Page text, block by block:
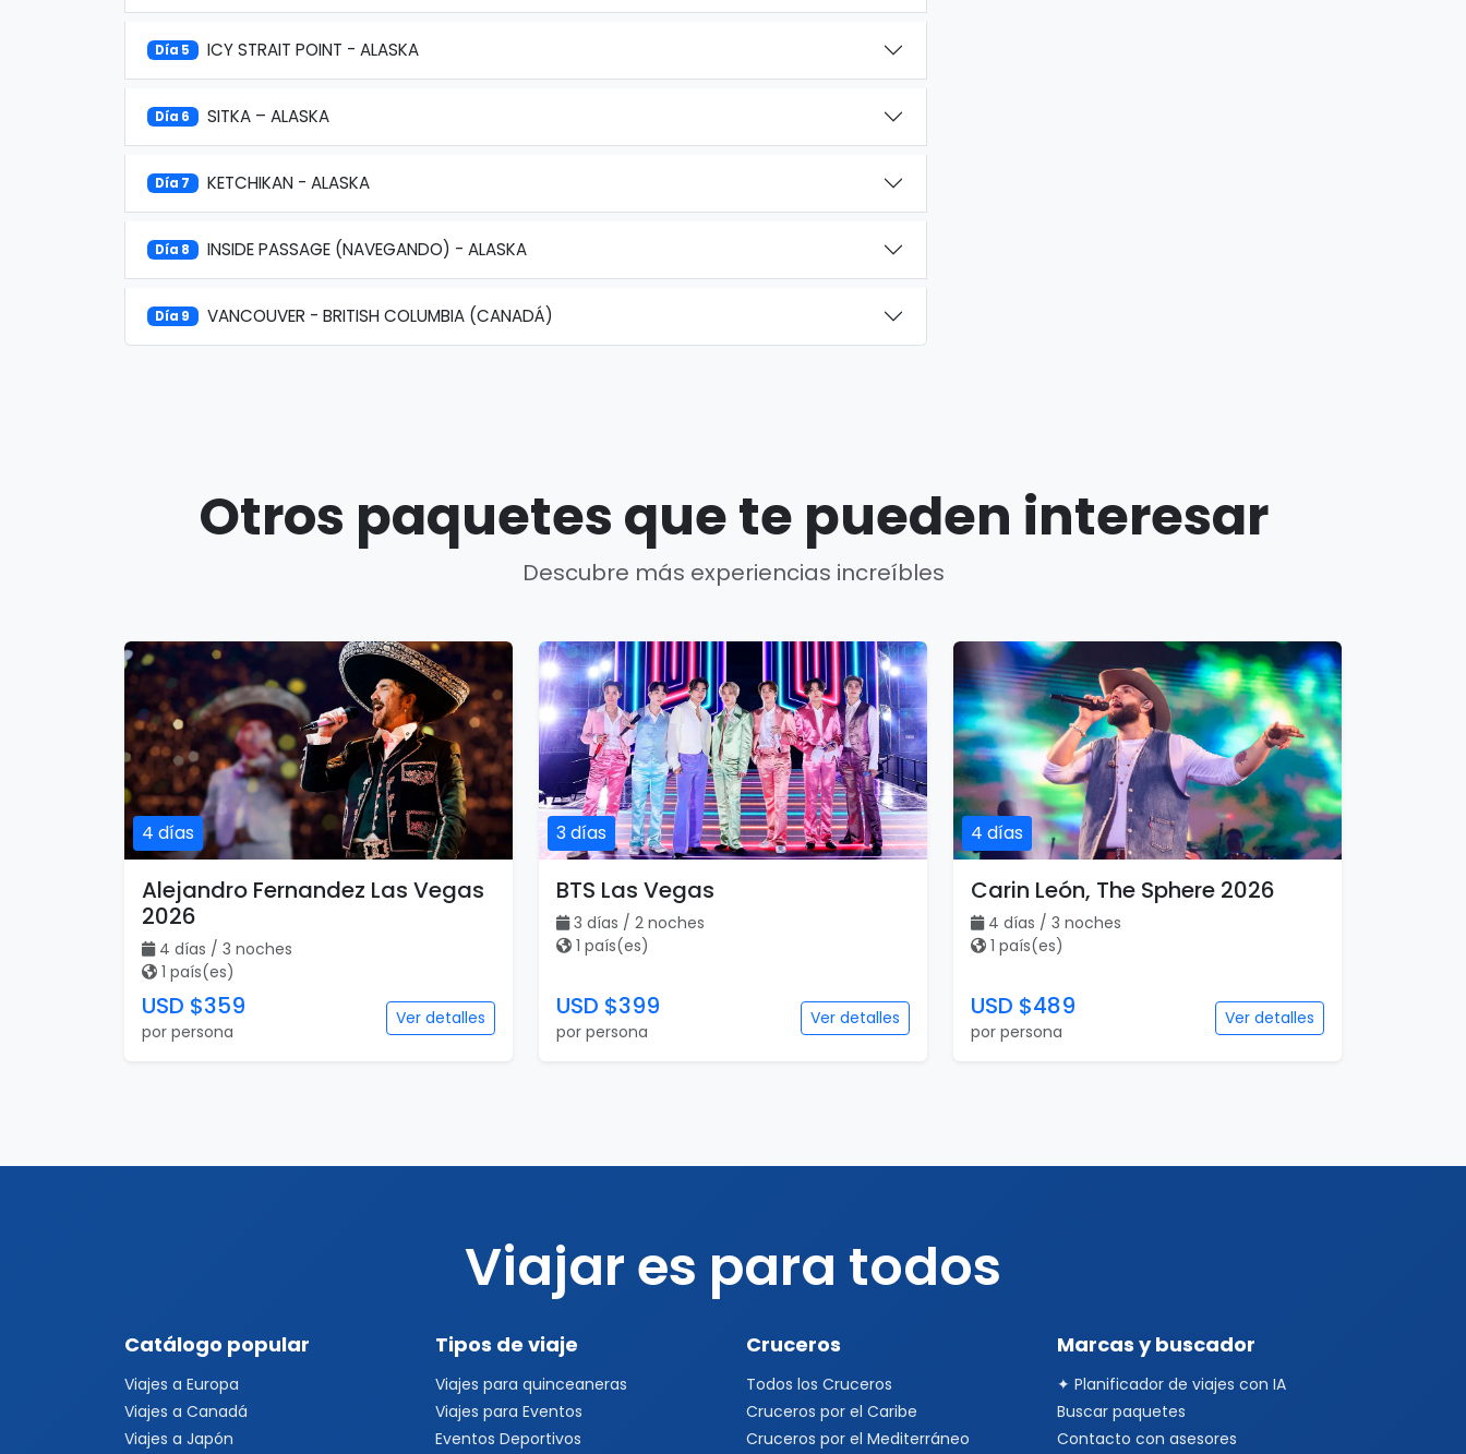
Día 5 ICY STRAIT POINT - ALASKA
Día 6 SITKA – ALASKA
Día 7 KETCHIKAN - ALASKA
Día 8 INSIDE PASSAGE (NAVEGANDO) - ALASKA
Día 9 VANCOUVER - BRITISH COLUMBIA (CANADÁ)
Otros paquetes que te pueden interesar
Descubre más experiencias increíbles
4 días
Alejandro Fernandez Las Vegas
2026
4 días / 3 noches
1 país(es)
USD $359
por persona
Ver detalles
3 días
BTS Las Vegas
3 días / 2 noches
1 país(es)
USD $399
por persona
Ver detalles
4 días
Carin León, The Sphere 2026
4 días / 3 noches
1 país(es)
USD $489
por persona
Ver detalles
Viajar es para todos
Catálogo popular
Viajes a Europa
Viajes a Canadá
Viajes a Japón
Tipos de viaje
Viajes para quinceaneras
Viajes para Eventos
Eventos Deportivos
Cruceros
Todos los Cruceros
Cruceros por el Caribe
Cruceros por el Mediterráneo
Marcas y buscador
✦ Planificador de viajes con IA
Buscar paquetes
Contacto con asesores